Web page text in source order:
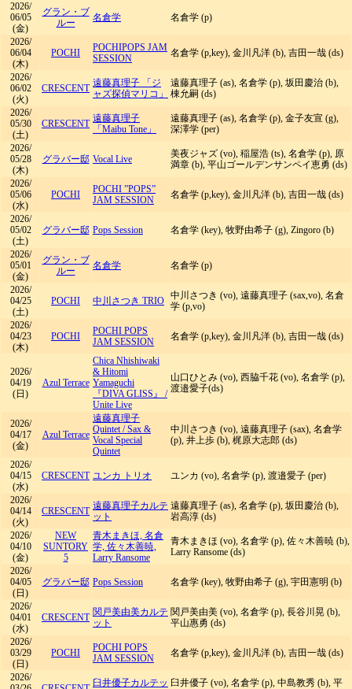
2026/
06/05
(金)
グラン・ブ
ルー
名倉学 名倉学 (p)
2026/
06/04
(木)
POCHI
POCHIPOPS JAM
SESSION
名倉学 (p,key), 金川凡洋 (b), 吉田一哉 (ds)
2026/
06/02
(火)
CRESCENT 遠藤真理子 「ジ
ャズ探偵マリコ」
遠藤真理子 (as), 名倉学 (p), 坂田慶治 (b),
棟允嗣 (ds)
2026/
05/30
(土)
CRESCENT 遠藤真理子
「Maibu Tone」
遠藤真理子 (as), 名倉学 (p), 金子友宣 (g),
深澤学 (per)
2026/
05/28
(木)
グラバー邸 Vocal Live
美夜ジャズ (vo), 稲屋浩 (ts), 名倉学 (p), 原
満章 (b), 平山ゴールデンサンペイ恵勇 (ds)
2026/
05/06
(水)
POCHI
POCHI ”POPS”
JAM SESSION
名倉学 (p,key), 金川凡洋 (b), 吉田一哉 (ds)
2026/
05/02
(土)
グラバー邸 Pops Session 名倉学 (key), 牧野由希子 (g), Zingoro (b)
2026/
05/01
(金)
グラン・ブ
ルー
名倉学 名倉学 (p)
2026/
04/25
(土)
POCHI 中川さつき TRIO 中川さつき (vo), 遠藤真理子 (sax,vo), 名倉
学 (p,vo)
2026/
04/23
(木)
POCHI
POCHI POPS
JAM SESSION
名倉学 (p,key), 金川凡洋 (b), 吉田一哉 (ds)
2026/
04/19
(日)
Azul Terrace
Chica Nhishiwaki
& Hitomi
Yamaguchi
『DIVA GLISS』
/
Unite Live
山口ひとみ (vo), 西脇千花 (vo), 名倉学 (p),
渡邉愛子(ds)
2026/
04/17
(金)
Azul Terrace
遠藤真理子
Quintet/Sax &
Vocal Special
Quintet
中川さつき (vo), 遠藤真理子 (sax), 名倉学
(p), 井上歩 (b), 梶原大志郎 (ds)
2026/
04/15
(水)
CRESCENT ユンカ トリオ ユンカ (vo), 名倉学 (p), 渡邉愛子 (per)
2026/
04/14
(火)
CRESCENT 遠藤真理子カルテ
ット
遠藤真理子 (as), 名倉学 (p), 坂田慶治 (b),
岩高淳 (ds)
2026/
04/10
(金)
NEW
SUNTORY
5
青木まきほ, 名倉
学, 佐々木善暁,
Larry Ransome
青木まきほ (vo), 名倉学 (p), 佐々木善暁 (b),
Larry Ransome (ds)
2026/
04/05
(日)
グラバー邸 Pops Session 名倉学 (key), 牧野由希子 (g), 宇田憲明 (b)
2026/
04/01
(水)
CRESCENT 関戸美由美カルテ
ット
関戸美由美 (vo), 名倉学 (p), 長谷川晃 (b),
平山惠勇 (ds)
2026/
03/29
(日)
POCHI
POCHI POPS
JAM SESSION
名倉学 (p,key), 金川凡洋 (b), 吉田一哉 (ds)
2026/
臼井優子カルテッ 臼井優子 (vo), 名倉学 (p), 中島教秀 (b), 平